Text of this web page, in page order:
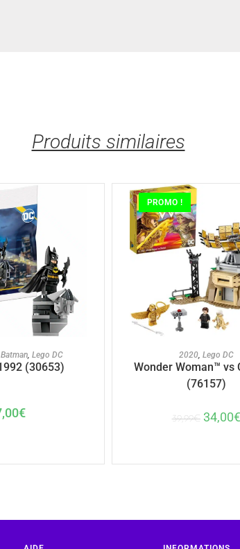
Produits similaires
AU PANIER
,Lego DC
(30653)
€
PROMO !
AJOUTER AU
2020, Lego DC
Wonder Woman™ vs
(76157)
39,99€ 34,00€